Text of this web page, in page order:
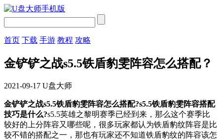
首页 下载 手游 教程 攻略
金铲铲之战s5.5铁盾豹雯阵容怎么搭配？
2021-09-17 U盘大师
金铲铲之战s5.5铁盾豹雯阵容怎么搭配?s5.5铁盾豹雯阵容搭配
技巧是什么?s5.5英雄之黎明赛季已经到来，那么这个赛季比
较好的上分阵容又哪些呢，很多玩家都认为铁盾豹纹阵容是比
较不错的搭配之一，那也有玩家还不知道铁盾豹纹的阵容该怎